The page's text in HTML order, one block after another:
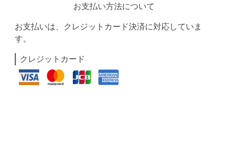
お支払い方法について
お支払いは、クレジットカード決済に対応していま
す。
クレジットカード